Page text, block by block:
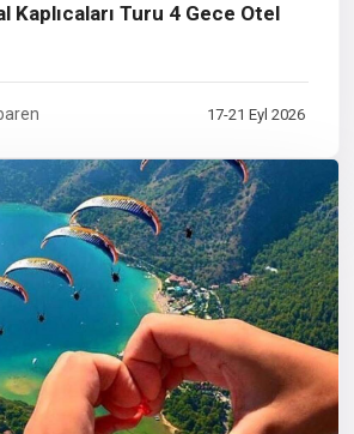
Kaplıcaları Turu 4 Gece Otel
17-21 Eyl 2026